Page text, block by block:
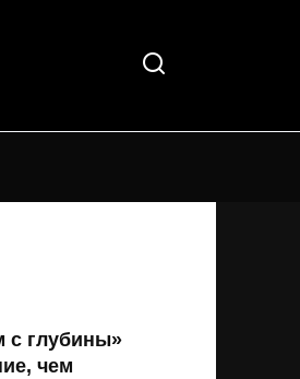
с глубины»
чем